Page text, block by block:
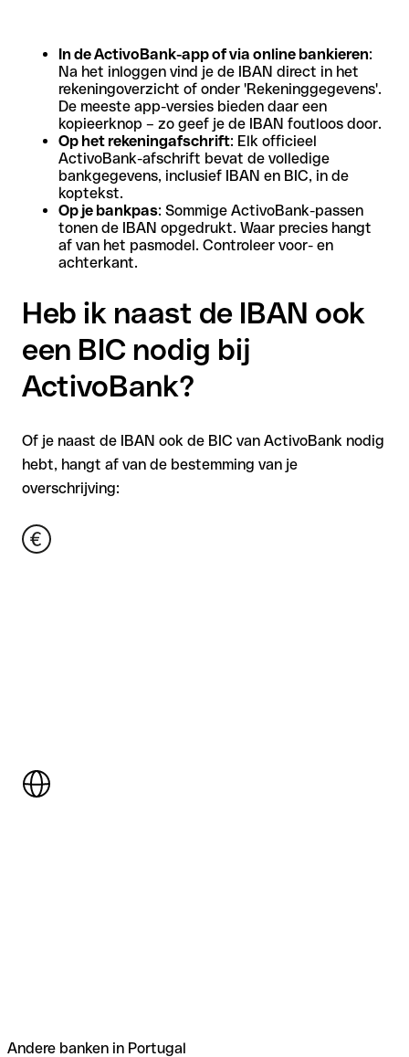
In de ActivoBank-app of via online bankieren:
Na het inloggen vind je de IBAN direct in het
rekeningoverzicht of onder 'Rekeninggegevens'.
De meeste app-versies bieden daar een
kopieerknop – zo geef je de IBAN foutloos door.
Op het rekeningafschrift: Elk officieel
ActivoBank-afschrift bevat de volledige
bankgegevens, inclusief IBAN en BIC, in de
koptekst.
Op je bankpas: Sommige ActivoBank-passen
tonen de IBAN opgedrukt. Waar precies hangt
af van het pasmodel. Controleer voor- en
achterkant.
Heb ik naast de IBAN ook
een BIC nodig bij
ActivoBank?
Of je naast de IBAN ook de BIC van ActivoBank nodig
hebt, hangt af van de bestemming van je
overschrijving:
Andere banken in Portugal